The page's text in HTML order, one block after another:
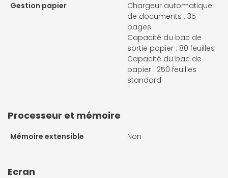
Gestion papier
Chargeur automatique
de documents : 35
pages
Capacité du bac de
sortie papier : 80 feuilles
Capacité du bac de
papier : 250 feuilles
standard
Processeur et mémoire
Mémoire extensible Non
Ecran